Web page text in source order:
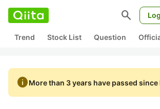
search
Trend Stock List Question
infoMore than 3 years have passed